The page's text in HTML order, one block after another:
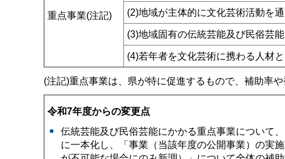
重点事業(注記) (2)地域が主体的に文化芸術活動を
(3)地域固有の伝統芸能及び民俗芸
(4)若年者を文化芸術に携わる人材
(注記)重点事業は、県が特に促進するもので、補助率
令和7年度からの変更点
伝統芸能及び民俗芸能にかかる重点事業について
に一本化し、「事業（当該年度の公開事業）の実